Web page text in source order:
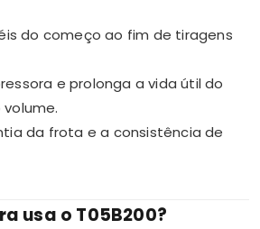
do começo ao fim de tiragens
e prolonga a vida útil do
da frota e a consistência de
usa o T05B200?